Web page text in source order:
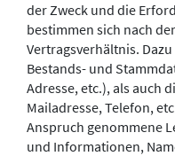
der Zweck und die
bestimmen sich nach
Vertragsverhältnis.
Bestands- und
Adresse, etc.), als auch
Mailadresse, Telefon,
Anspruch genommene
und Informationen,